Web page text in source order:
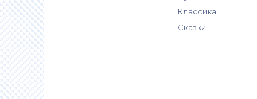
Классика
Сказки